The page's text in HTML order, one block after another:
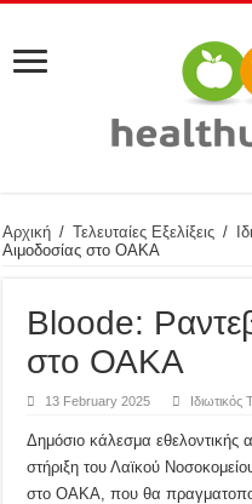
Αρχική / Τελευταίες Εξελίξεις /
Αιμοδοσίας στο ΟΑΚΑ
Bloode:
στο ΟΑΚΑ
13 February 2025 Ιδιωτικός
Δημόσιο κάλεσμα εθελοντικής
στήριξη του Λαϊκού
στο ΟΑΚΑ, που θα